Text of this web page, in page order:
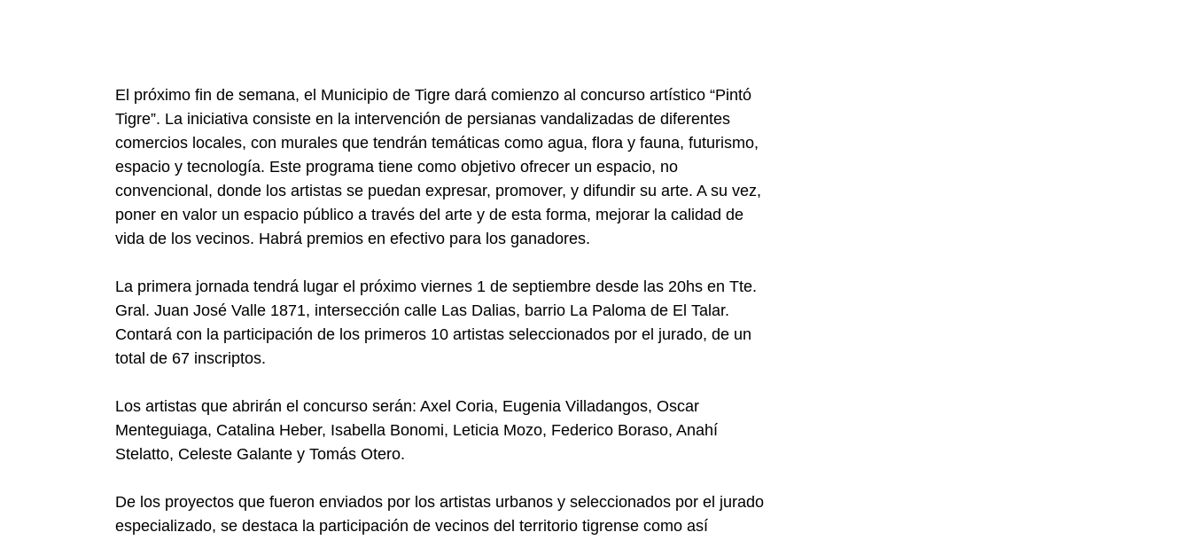
El próximo fin de semana, el Municipio de Tigre dará comienzo al concurso artístico “Pintó
Tigre”. La iniciativa consiste en la intervención de persianas vandalizadas de diferentes
comercios locales, con murales que tendrán temáticas como agua, flora y fauna, futurismo,
espacio y tecnología. Este programa tiene como objetivo ofrecer un espacio, no
convencional, donde los artistas se puedan expresar, promover, y difundir su arte. A su vez,
poner en valor un espacio público a través del arte y de esta forma, mejorar la calidad de
vida de los vecinos. Habrá premios en efectivo para los ganadores.
La primera jornada tendrá lugar el próximo viernes 1 de septiembre desde las 20hs en Tte.
Gral. Juan José Valle 1871, intersección calle Las Dalias, barrio La Paloma de El Talar.
Contará con la participación de los primeros 10 artistas seleccionados por el jurado, de un
total de 67 inscriptos.
Los artistas que abrirán el concurso serán: Axel Coria, Eugenia Villadangos, Oscar
Menteguiaga, Catalina Heber, Isabella Bonomi, Leticia Mozo, Federico Boraso, Anahí
Stelatto, Celeste Galante y Tomás Otero.
De los proyectos que fueron enviados por los artistas urbanos y seleccionados por el jurado
especializado, se destaca la participación de vecinos del territorio tigrense como así